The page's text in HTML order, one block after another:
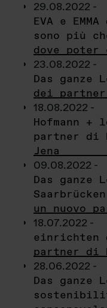
29.08.2022 -
EVA e
sono più
dove poter
23.08.2022 -
Das ganze
dei
18.08.2022 -
Hofmann
partner di
Jena
09.08.2022 -
Das ganze
un nuovo
18.07.2022 -
einrichten
partner di
28.06.2022 -
Das ganze